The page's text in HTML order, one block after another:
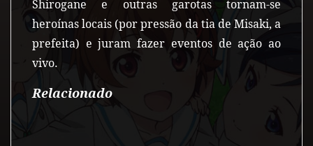
Shirogane e outras garotas tornam-se
heroínas locais (por pressão da tia de Misaki, a
prefeita) e juram fazer eventos de ação ao
vivo.
Relacionado